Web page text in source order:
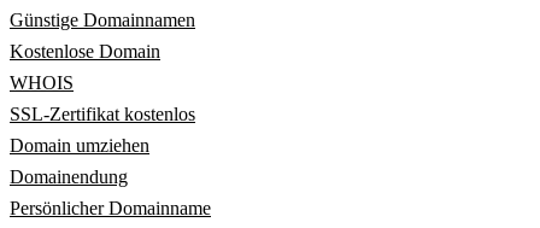
Günstige Domainnamen
Kostenlose Domain
WHOIS
SSL-Zertifikat kostenlos
Domain umziehen
Domainendung
Persönlicher Domainname